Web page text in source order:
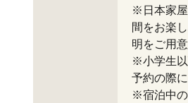
※日本家
間をお楽
明をご用
※小学生
予約の際
※宿泊中